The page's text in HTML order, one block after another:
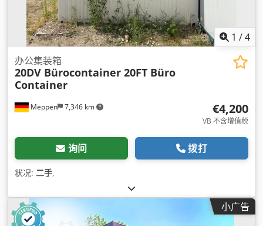
1 /4
Meppen 7,346 km
办公集装箱
20DV Bürocontainer 20FT Büro
Container
€4,200
VB 不含增值税
询问 拨打
状况: 二手,
小广告